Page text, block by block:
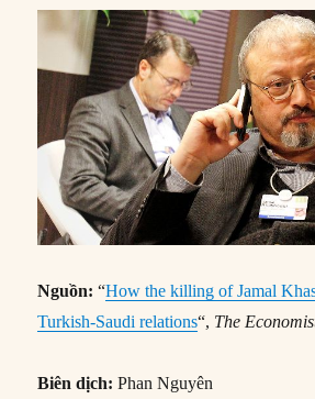
Nguồn:“How the killing of Jamal
Turkish-Saudi relations“, The
Biên dịch:Phan Nguyên